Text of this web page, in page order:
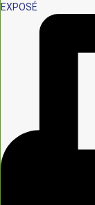
EXPOSÉ